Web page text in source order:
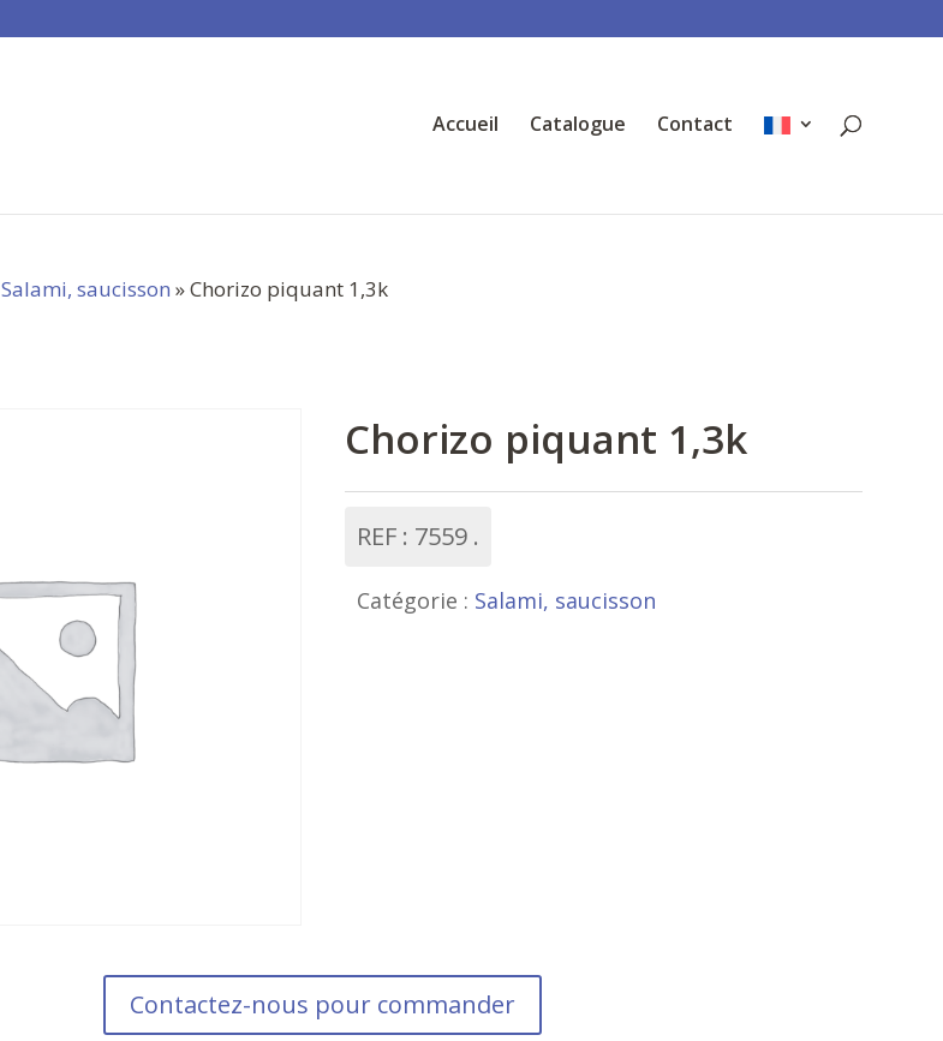
Accueil Catalogue Contact
Salami, saucisson » Chorizo piquant 1,3k
Chorizo piquant 1,3k
REF : 7559
Catégorie : Salami, saucisson
Contactez-nous pour commander